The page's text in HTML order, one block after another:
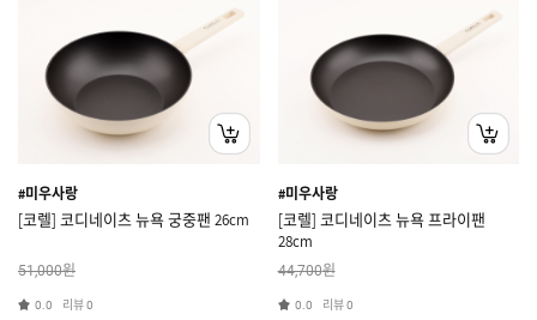
#미우사랑
[코렐] 코디네이츠 뉴욕 궁중팬 26cm
51,000원
0.0 리뷰0
#미우사랑
[코렐] 코디네이츠 뉴욕 프라이팬
28cm
44,700원
0.0 리뷰0